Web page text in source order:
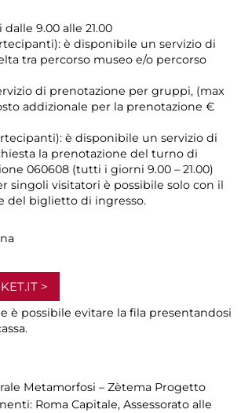
9.00 alle 21.00
è disponibile un servizio di
tra percorso museo e/o percorso
di prenotazione per gruppi, (max
addizionale per la prenotazione €
è disponibile un servizio di
la prenotazione del turno di
060608 (tutti i giorni 9.00 – 21.00)
singoli visitatori è possibile solo con il
del biglietto di ingresso.
è possibile evitare la fila presentandosi
Metamorfosi – Zètema Progetto
Roma Capitale, Assessorato alle